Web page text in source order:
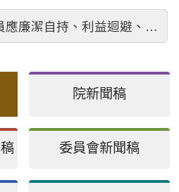
公務人員應廉潔自持、利益迴避、依法公正執行公務～考試院公務人員保障暨培訓委員會～
院新聞稿
委員會新聞稿